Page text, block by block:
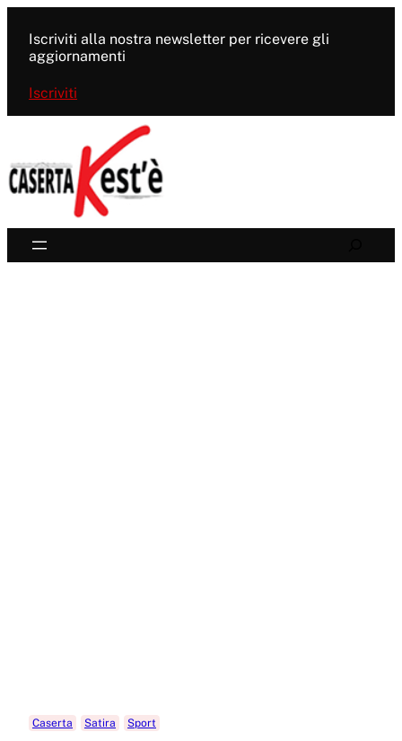
contenuto
Iscriviti alla nostra newsletter per ricevere gli
aggiornamenti
Iscriviti
Caserta Satira Sport